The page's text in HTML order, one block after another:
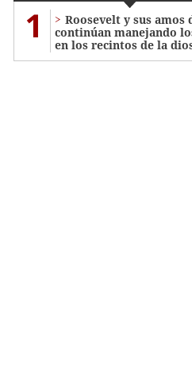
1
Roosevelt y sus amos
continúan manejando
en los recintos de la